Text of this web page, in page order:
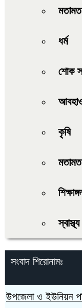
মতামত
ধর্ম
শোক
কৃষি
মতামত
স্বাস্থ্য
সংবাদ শিরোনামঃ
ও ইউনিয়ন পরিষদ